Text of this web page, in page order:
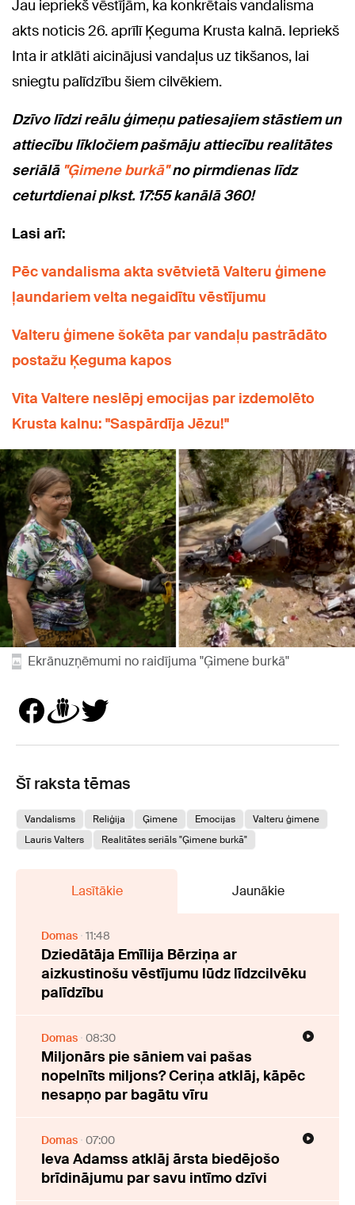
Jau iepriekš vēstījām, ka konkrētais vandalisma
akts noticis 26. aprīlī Ķeguma Krusta kalnā. Iepriekš
Inta ir atklāti aicinājusi vandaļus uz tikšanos, lai
sniegtu palīdzību šiem cilvēkiem.
Dzīvo līdzi reālu ģimeņu patiesajiem stāstiem un
attiecību līkločiem pašmāju attiecību realitātes
seriālā "Ģimene burkā"no pirmdienas līdz
ceturtdienai plkst. 17:55 kanālā 360!
Lasi arī:
Pēc vandalisma akta svētvietā Valteru ģimene
ļaundariem velta negaidītu vēstījumu
Valteru ģimene šokēta par vandaļu pastrādāto
postažu Ķeguma kapos
Vita Valtere neslēpj emocijas par izdemolēto
Krusta kalnu: "Saspārdīja Jēzu!"
Ekrānuzņēmumi no raidījuma "Ģimene burkā"
Šī raksta tēmas
Vandalisms Reliģija Ģimene Emocijas
Valteru ģimene
Lauris Valters
Realitātes seriāls "Ģimene burkā"
Lasītākie Jaunākie
Domas 11:48
Dziedātāja Emīlija Bērziņa ar
aizkustinošu vēstījumu lūdz līdzcilvēku
palīdzību
Domas 08:30
Miljonārs pie sāniem vai pašas
nopelnīts miljons? Ceriņa atklāj, kāpēc
nesapņo par bagātu vīru
Domas 07:00
Ieva Adamss atklāj ārsta biedējošo
brīdinājumu par savu intīmo dzīvi